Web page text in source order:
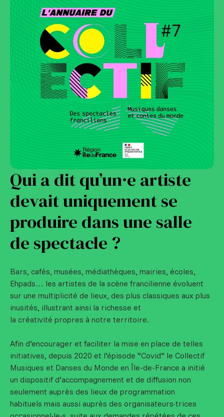
Qui a dit qu’un·e artiste
devait uniquement se
produire dans une salle
de spectacle ?
Bars, cafés, musées, médiathèques, mairies, écoles,
Ehpads… les artistes de la scène francilienne évoluent
sur une multiplicité de lieux, des plus classiques aux plus
inusités, illustrant ainsi la richesse et
la créativité propres à notre territoire.
Afin d’encourager et faciliter la mise en place de telles
initiatives, depuis 2020 et l’épisode “Covid” le Collectif
Musiques et Danses du Monde en Île-de-France a initié
un dispositif d’accompagnement et de diffusion non
seulement auprès des lieux de programmation
habituels mais aussi auprès des organisateurs·trices